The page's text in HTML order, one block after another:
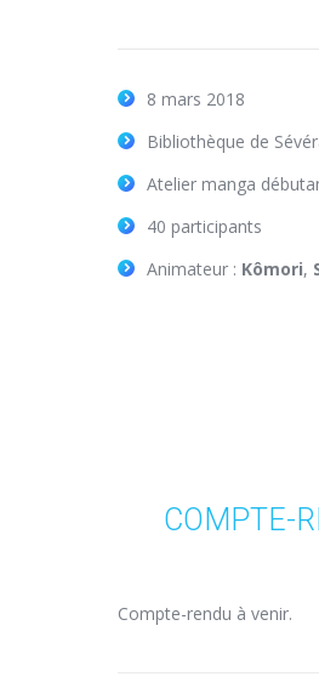
8 mars 2018
Bibliothèque de
Atelier manga
40 participants
Animateur : Kômori,
COMPTE-
Compte-rendu à venir.